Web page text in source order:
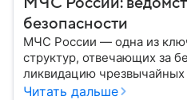
безопасности
МЧС России — одна из
структур, отвечающих за
ликвидацию
играет важную роль в
Читать дальше